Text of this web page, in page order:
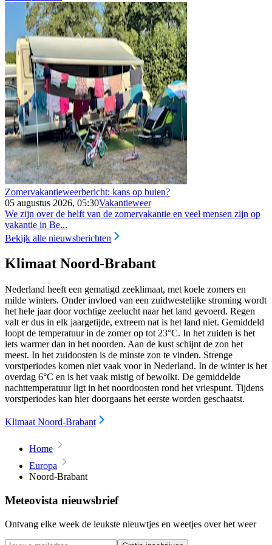
Zomervakantieweerbericht: kans op buien?
05 augustus 2026, 05:30Vakantieweer
We zijn over de helft van de zomervakantie en veel mensen zijn op
vakantie in Be...
Bekijk alle nieuwsberichten
Klimaat Noord-Brabant
Nederland heeft een gematigd zeeklimaat, met koele zomers en
milde winters. Onder invloed van een zuidwestelijke stroming wordt
het hele jaar door vochtige zeelucht naar het land gevoerd. Regen
valt er dus in elk jaargetijde, extreem nat is het land niet. Gemiddeld
loopt de temperatuur in de zomer op tot 23°C. In het zuiden is het
iets warmer dan in het noorden. Aan de kust schijnt de zon het
meest. In het zuidoosten is de minste zon te vinden. Strenge
vorstperiodes komen niet vaak voor in Nederland. In de winter is het
overdag 6°C en is het vaak mistig of bewolkt. De gemiddelde
nachttemperatuur ligt in het noordoosten rond het vriespunt. Tijdens
vorstperiodes kan hier doorgaans het eerste worden geschaatst.
Klimaat Noord-Brabant
Home
Europa
Noord-Brabant
Meteovista nieuwsbrief
Ontvang elke week de leukste nieuwtjes en weetjes over het weer